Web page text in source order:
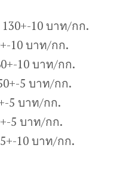
10 บาท/กก.
10 บาท/กก.
10 บาท/กก.
5 บาท/กก.
5 บาท/กก.
5 บาท/กก.
10 บาท/กก.